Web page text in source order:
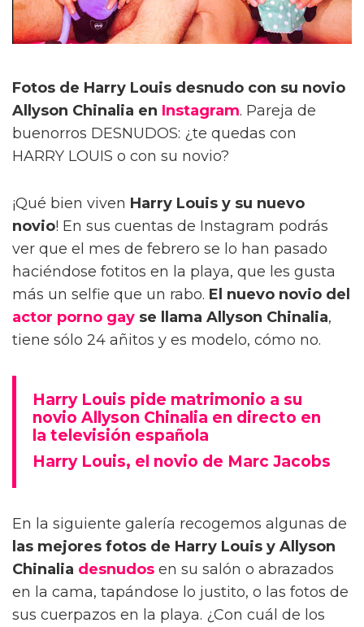
Fotos de Harry Louis desnudo con su novio
Allyson Chinalia en Instagram. Pareja de
buenorros DESNUDOS: ¿te quedas con
HARRY LOUIS o con su novio?
¡Qué bien viven Harry Louis y su nuevo
novio! En sus cuentas de Instagram podrás
ver que el mes de febrero se lo han pasado
haciéndose fotitos en la playa, que les gusta
más un selfie que un rabo. El nuevo novio del
actor porno gay se llama Allyson Chinalia,
tiene sólo 24 añitos y es modelo, cómo no.
Harry Louis pide matrimonio a su
novio Allyson Chinalia en directo en
la televisión española
Harry Louis, el novio de Marc Jacobs
En la siguiente galería recogemos algunas de
las mejores fotos de Harry Louis y Allyson
Chinalia desnudos en su salón o abrazados
en la cama, tapándose lo justito, o las fotos de
sus cuerpazos en la playa. ¿Con cuál de los